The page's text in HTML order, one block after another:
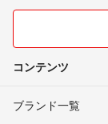
コンテンツ
ブランド一覧